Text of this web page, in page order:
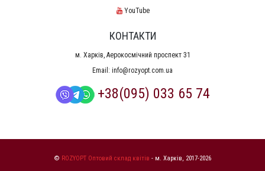
YouTube
КОНТАКТИ
м. Харків, Аерокосмічний проспект 31
Email: info@rozyopt.com.ua
+38(095) 033 65 74
© ROZYOPT Оптовий склад квітів - м. Харків, 2017-2026